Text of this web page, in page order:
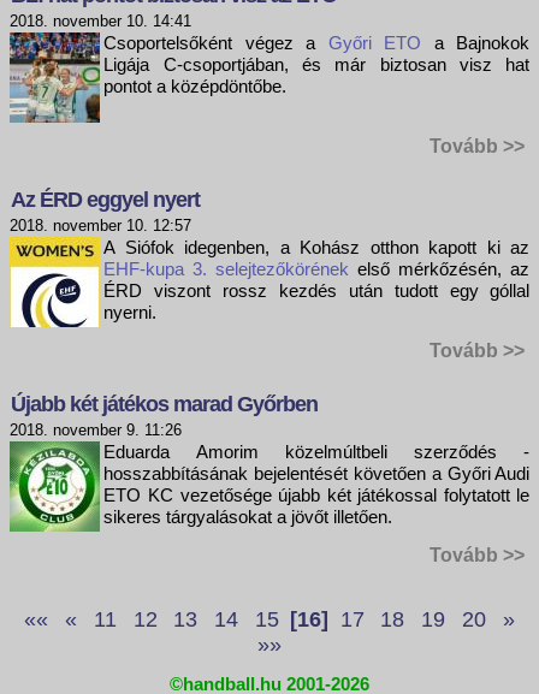
2018. november 10. 14:41
Csoportelsőként végez a Győri ETO a Bajnokok
Ligája C-csoportjában, és már biztosan visz hat
pontot a középdöntőbe.
Tovább >>
Az ÉRD eggyel nyert
2018. november 10. 12:57
A Siófok idegenben, a Kohász otthon kapott ki az
EHF-kupa 3. selejtezőkörének első mérkőzésén, az
ÉRD viszont rossz kezdés után tudott egy góllal
nyerni.
Tovább >>
Újabb két játékos marad Győrben
2018. november 9. 11:26
Eduarda Amorim közelmúltbeli szerződés -
hosszabbításának bejelentését követően a Győri Audi
ETO KC vezetősége újabb két játékossal folytatott le
sikeres tárgyalásokat a jövőt illetően.
Tovább >>
«« « 11 12 13 14 15 [16] 17 18 19 20
»
»»
©handball.hu 2001-2026